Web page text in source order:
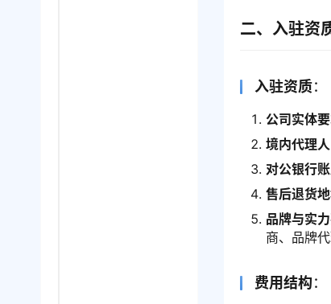
二、入驻资
入驻资质：
公司实体
境内代理人
对公银行
售后退货
品牌与实
商、品牌
费用结构：